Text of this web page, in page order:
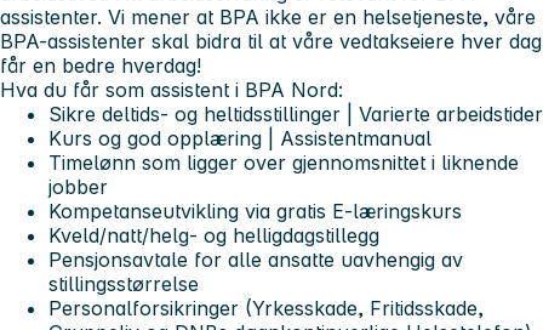
assistenter. Vi mener at BPA ikke er en helsetjeneste, våre
BPA-assistenter skal bidra til at våre vedtakseiere hver dag
får en bedre hverdag!
Hva du får som assistent i BPA Nord:
Sikre deltids- og heltidsstillinger | Varierte arbeidstider
Kurs og god opplæring | Assistentmanual
Timelønn som ligger over gjennomsnittet i liknende
jobber
Kompetanseutvikling via gratis E-læringskurs
Kveld/natt/helg- og helligdagstillegg
Pensjonsavtale for alle ansatte uavhengig av
stillingsstørrelse
Personalforsikringer (Yrkesskade, Fritidsskade,